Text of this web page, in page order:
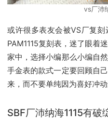
vs厂沛
或许很多表友会被VS厂复
PAM1115复刻表，迷了眼着
家中，选择小编那么小编自
手金表的款式一定要回顾自
来，而不要单纯因为喜好冲
SBF厂沛纳海1115有破